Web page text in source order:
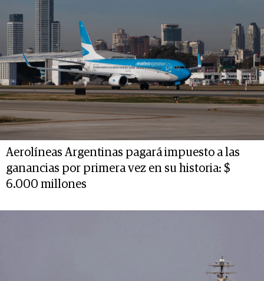
Aerolíneas Argentinas pagará impuesto a las
ganancias por primera vez en su historia: $
6.000 millones